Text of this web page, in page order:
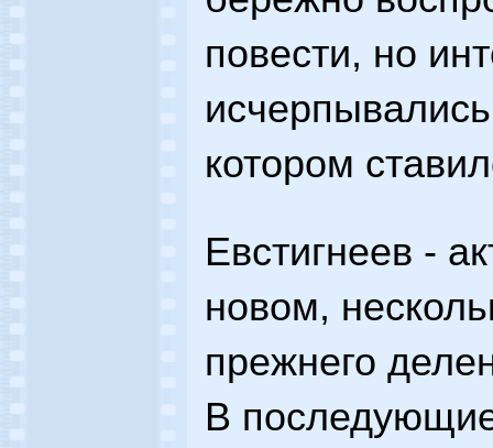
повести, но
котором
Евстигнеев -
новом,
прежнего
В